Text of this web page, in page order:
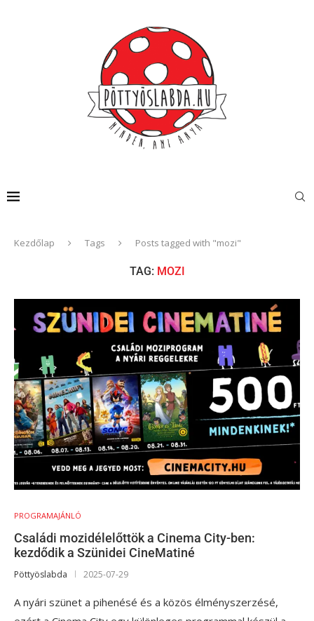
Kezdőlap Tags Posts tagged with "mozi"
TAG: MOZI
PROGRAMAJÁNLÓ
Családi mozidélelőttök a Cinema City-ben:
kezdődik a Szünidei CineMatiné
Pöttyöslabda 2025-07-29
A nyári szünet a pihenésé és a közös élményszerzésé,